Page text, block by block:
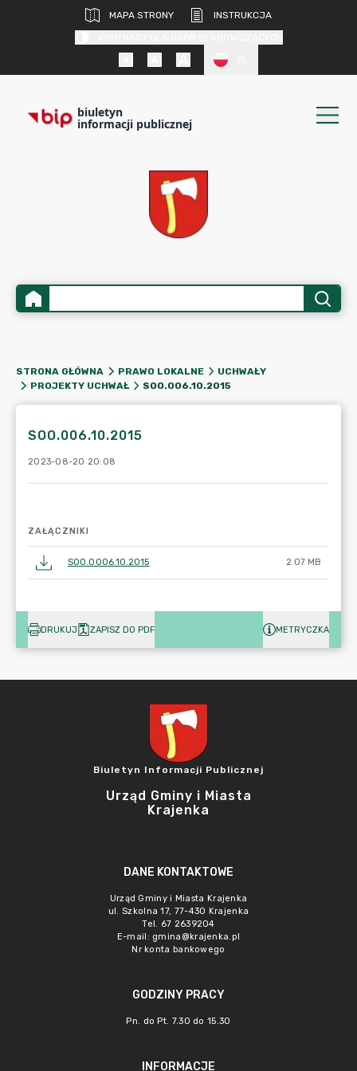
MAPA STRONY
INSTRUKCJA
biuletyn
informacji publicznej
STRONA GŁÓWNA PRAWO LOKALNE
UCHWAŁY
PROJEKTY UCHWAŁ
SOO.006.10.2015
SOO.006.10.2015
2023-08-20 20:08
ZAŁĄCZNIKI
SOO.0006.10.2015 2.07 MB
DRUKUJ ZAPISZ DO PDF METRYCZKA
Biuletyn Informacji Publicznej
Urząd Gminy i Miasta
Krajenka
DANE KONTAKTOWE
Urząd Gminy i Miasta Krajenka
ul. Szkolna 17, 77-430 Krajenka
Tel. 67 2639204
E-mail: gmina@krajenka.pl
Nr konta bankowego
GODZINY PRACY
Pn. do Pt. 7.30 do 15.30
INFORMACJE